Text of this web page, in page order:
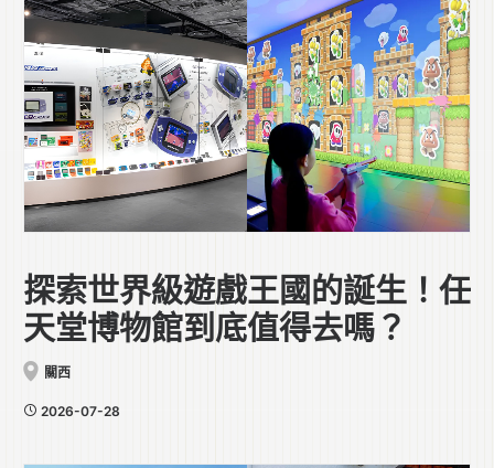
探索世界級遊戲王國的誕生！任
天堂博物館到底值得去嗎？
關西
2026-07-28